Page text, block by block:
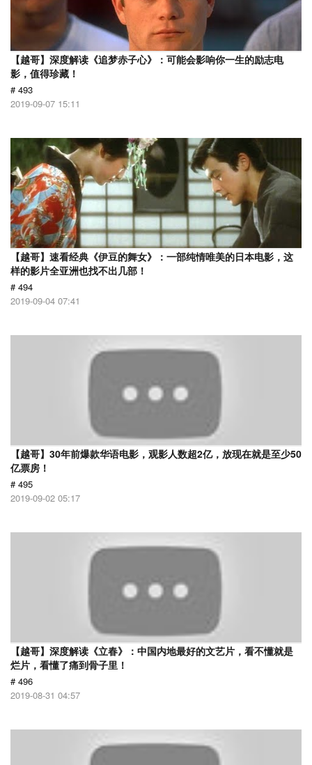
【越哥】深度解读《追梦赤子心》：可能会影响你一生的励志电
影，值得珍藏！
# 493
2019-09-07 15:11
【越哥】速看经典《伊豆的舞女》：一部纯情唯美的日本电影，这
样的影片全亚洲也找不出几部！
# 494
2019-09-04 07:41
【越哥】30年前爆款华语电影，观影人数超2亿，放现在就是至少50
亿票房！
# 495
2019-09-02 05:17
【越哥】深度解读《立春》：中国内地最好的文艺片，看不懂就是
烂片，看懂了痛到骨子里！
# 496
2019-08-31 04:57